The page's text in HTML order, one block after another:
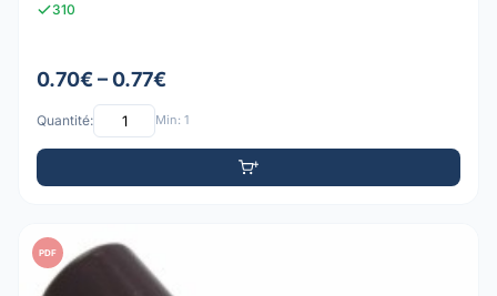
310
0.70€ – 0.77€
Quantité: Min: 1
PDF